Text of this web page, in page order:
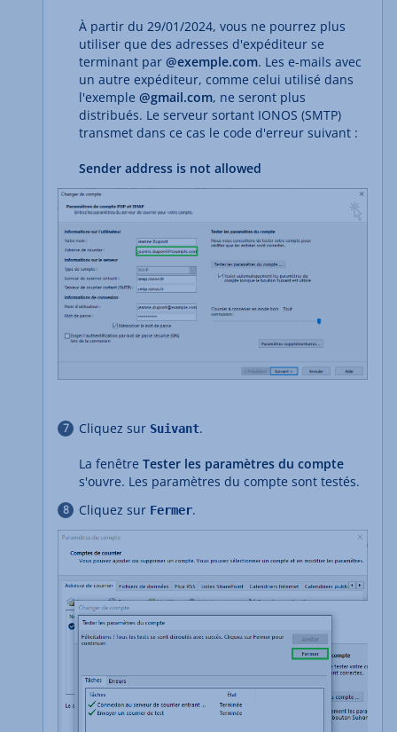
À partir du 29/01/2024, vous ne pourrez plus
utiliser que des adresses d'expéditeur se
terminant par @exemple.com. Les e-mails avec
un autre expéditeur, comme celui utilisé dans
l'exemple @gmail.com, ne seront plus
distribués. Le serveur sortant IONOS (SMTP)
transmet dans ce cas le code d'erreur suivant :
Sender address is not allowed
Cliquez sur Suivant.
La fenêtre Tester les paramètres du compte
s'ouvre. Les paramètres du compte sont testés.
Cliquez sur Fermer.